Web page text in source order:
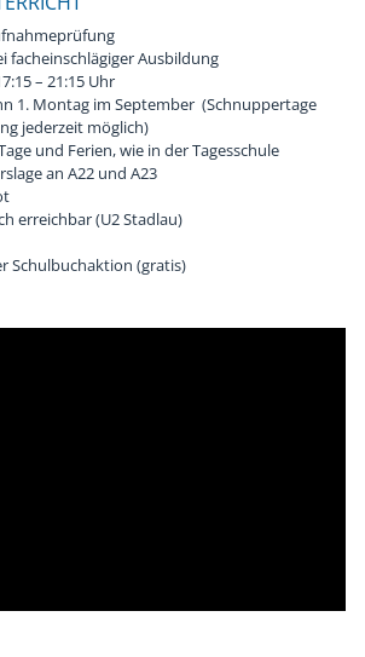
facheinschlägiger Ausbildung
– 21:15 Uhr
1. Montag im September (Schnuppertage
jederzeit möglich)
und Ferien, wie in der Tagesschule
an A22 und A23
erreichbar (U2 Stadlau)
Schulbuchaktion (gratis)